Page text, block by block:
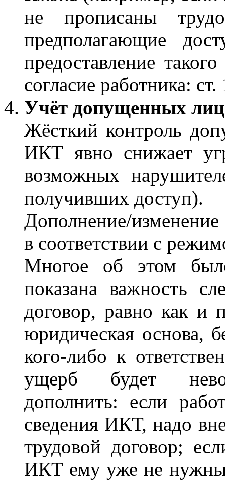
не прописаны
предполагающие
предоставление
согласие работника:
Учёт допущенных
Жёсткий контроль
ИКТ явно снижает
возможных
получивших доступ).
Дополнение/
в соответствии с
Многое об этом
показана важность
договор, равно как и
юридическая основа,
кого-либо к
ущерб будет
дополнить: если
сведения ИКТ, надо
трудовой договор;
ИКТ ему уже не нужны